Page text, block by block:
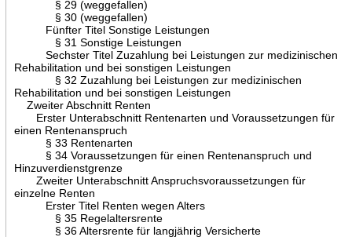
§ 29 (weggefallen)
§ 30 (weggefallen)
Fünfter Titel Sonstige Leistungen
§ 31 Sonstige Leistungen
Sechster Titel Zuzahlung bei Leistungen zur medizinischen
Rehabilitation und bei sonstigen Leistungen
§ 32 Zuzahlung bei Leistungen zur medizinischen
Rehabilitation und bei sonstigen Leistungen
Zweiter Abschnitt Renten
Erster Unterabschnitt Rentenarten und Voraussetzungen für
einen Rentenanspruch
§ 33 Rentenarten
§ 34 Voraussetzungen für einen Rentenanspruch und
Hinzuverdienstgrenze
Zweiter Unterabschnitt Anspruchsvoraussetzungen für
einzelne Renten
Erster Titel Renten wegen Alters
§ 35 Regelaltersrente
§ 36 Altersrente für langjährig Versicherte